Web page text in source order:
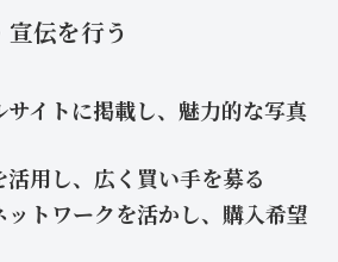
伝を行う
イトに掲載し、魅力的な写真
用し、広く買い手を募る
トワークを活かし、購入希望